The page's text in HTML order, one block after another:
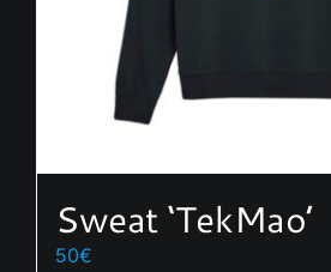
Sweat ‘TekMao’
50€